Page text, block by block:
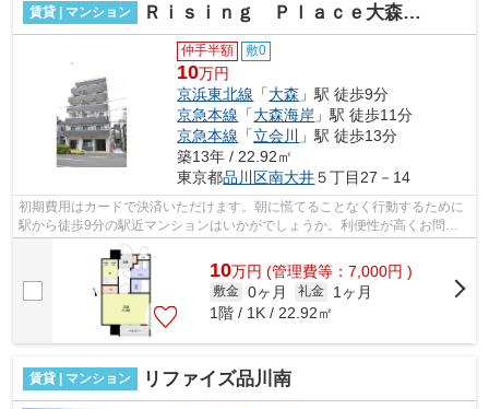
賃貸 | マンション Ｒｉｓｉｎｇ Ｐｌａｃｅ大森二番館
仲手半額 敷0
10万円
京浜東北線 「大森 」駅 徒歩9分
京急本線 「大森海岸 」駅 徒歩11分
京急本線 「立会川
」駅 徒歩13分
築13年 / 22.92㎡
東京都品川区南大井５丁目27－14
初期費用はカードで決済いただけます。朝に慌てることなく行動するために
駅から徒歩9分の駅近マンションはいかがでしょうか。利便性が高くお問い
合わせの多い敷地内ゴミ置き場です。造...
10万円 (管理費等：7,000円 )
敷金 0ヶ月 礼金
1ヶ月
1階 / 1K / 22.92㎡
賃貸 | マンション リファイズ品川南